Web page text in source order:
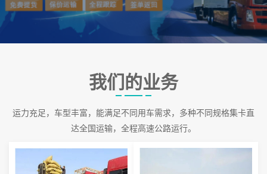
我们的业务
运力充足，车型丰富，能满足不同用车需求，多种不同规格集卡直
达全国运输，全程高速公路运行。